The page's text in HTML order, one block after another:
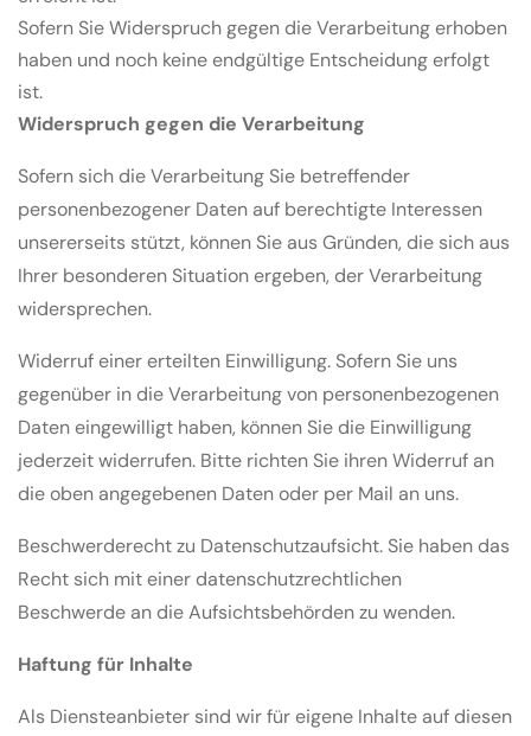
Sofern Sie Widerspruch gegen die Verarbeitung erhoben
haben und noch keine endgültige Entscheidung erfolgt
ist.
Widerspruch gegen die Verarbeitung
Sofern sich die Verarbeitung Sie betreffender
personenbezogener Daten auf berechtigte Interessen
unsererseits stützt, können Sie aus Gründen, die sich aus
Ihrer besonderen Situation ergeben, der Verarbeitung
widersprechen.
Widerruf einer erteilten Einwilligung. Sofern Sie uns
gegenüber in die Verarbeitung von personenbezogenen
Daten eingewilligt haben, können Sie die Einwilligung
jederzeit widerrufen. Bitte richten Sie ihren Widerruf an
die oben angegebenen Daten oder per Mail an uns.
Beschwerderecht zu Datenschutzaufsicht. Sie haben das
Recht sich mit einer datenschutzrechtlichen
Beschwerde an die Aufsichtsbehörden zu wenden.
Haftung für Inhalte
Als Diensteanbieter sind wir für eigene Inhalte auf diesen